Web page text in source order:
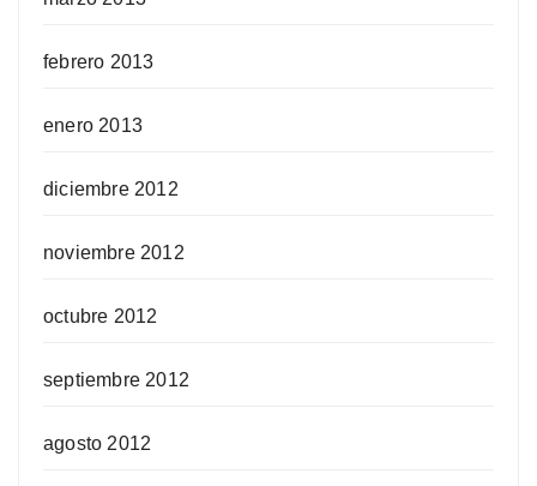
febrero 2013
enero 2013
diciembre 2012
noviembre 2012
octubre 2012
septiembre 2012
agosto 2012